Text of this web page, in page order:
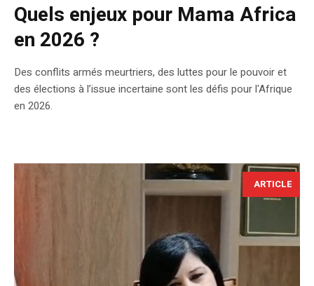
Quels enjeux pour Mama Africa
en 2026 ?
Des conflits armés meurtriers, des luttes pour le pouvoir et
des élections à l’issue incertaine sont les défis pour l'Afrique
en 2026.
ARTICLE